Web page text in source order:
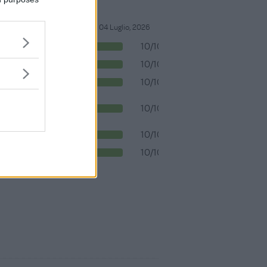
04 Luglio, 2026
Design
10/10
Sicurezza
10/10
10/10
10/10
10/10
10/10